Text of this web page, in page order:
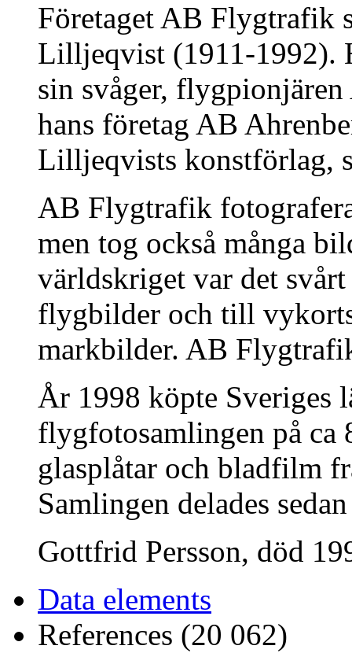
Företaget AB Flygtrafik
Lilljeqvist (1911-1992).
sin svåger,
hans företag AB
Lilljeqvists konstförlag,
AB Flygtrafik
men tog också många
världskriget var det
flygbilder och till
markbilder. AB
År 1998 köpte Sveriges
flygfotosamlingen på ca
glasplåtar och bladfilm
Samlingen delades
Gottfrid Persson, död
Data elements
References (20 062)